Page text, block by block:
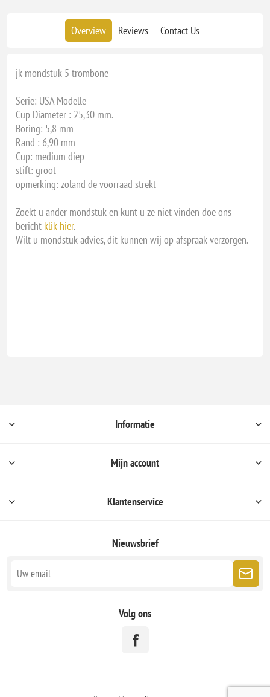
Overview Reviews Contact Us
jk mondstuk 5 trombone
Serie: USA Modelle
Cup Diameter : 25,30 mm.
Boring: 5,8 mm
Rand : 6,90 mm
Cup: medium diep
stift: groot
opmerking: zoland de voorraad strekt
Zoekt u ander mondstuk en kunt u ze niet vinden doe ons
bericht klik hier.
Wilt u mondstuk advies, dit kunnen wij op afspraak verzorgen.
Informatie
Mijn account
Klantenservice
Nieuwsbrief
Volg ons